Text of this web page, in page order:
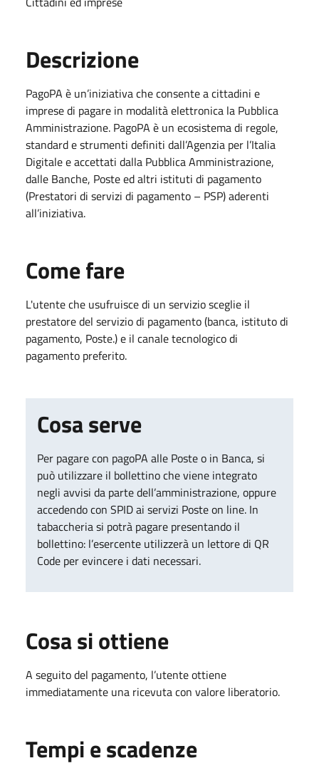
Descrizione
PagoPA è un’iniziativa che consente a cittadini e
imprese di pagare in modalità elettronica la Pubblica
Amministrazione. PagoPA è un ecosistema di regole,
standard e strumenti definiti dall’Agenzia per l’Italia
Digitale e accettati dalla Pubblica Amministrazione,
dalle Banche, Poste ed altri istituti di pagamento
(Prestatori di servizi di pagamento – PSP) aderenti
all’iniziativa.
Come fare
L'utente che usufruisce di un servizio sceglie il
prestatore del servizio di pagamento (banca, istituto di
pagamento, Poste.) e il canale tecnologico di
pagamento preferito.
Cosa serve
Per pagare con pagoPA alle Poste o in Banca, si
può utilizzare il bollettino che viene integrato
negli avvisi da parte dell’amministrazione, oppure
accedendo con SPID ai servizi Poste on line. In
tabaccheria si potrà pagare presentando il
bollettino: l’esercente utilizzerà un lettore di QR
Code per evincere i dati necessari.
Cosa si ottiene
A seguito del pagamento, l’utente ottiene
immediatamente una ricevuta con valore liberatorio.
Tempi e scadenze